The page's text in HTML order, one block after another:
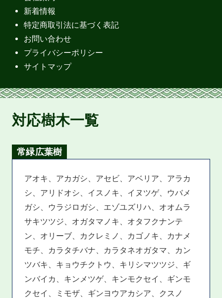
新着情報
特定商取引法に基づく表記
お問い合わせ
プライバシーポリシー
サイトマップ
対応樹木一覧
常緑広葉樹
アオキ、アカガシ、アセビ、アベリア、アラカ
シ、アリドオシ、イスノキ、イヌツゲ、ウバメ
ガシ、ウラジロガシ、エゾユズリハ、オオムラ
サキツツジ、オガタマノキ、オタフクナンテ
ン、オリーブ、カクレミノ、カゴノキ、カナメ
モチ、カラタチバナ、カラタネオガタマ、カン
ツバキ、キョウチクトウ、キリシマツツジ、ギ
ンバイカ、キンメツゲ、キンモクセイ、ギンモ
クセイ、ミモザ、ギンヨウアカシア、クスノ